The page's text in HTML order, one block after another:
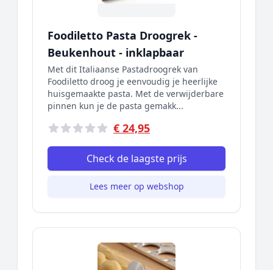
Foodiletto Pasta Droogrek -
Beukenhout - inklapbaar
Met dit Italiaanse Pastadroogrek van
Foodiletto droog je eenvoudig je heerlijke
huisgemaakte pasta. Met de verwijderbare
pinnen kun je de pasta gemakk...
€ 24,95
Check de laagste prijs
Lees meer op webshop